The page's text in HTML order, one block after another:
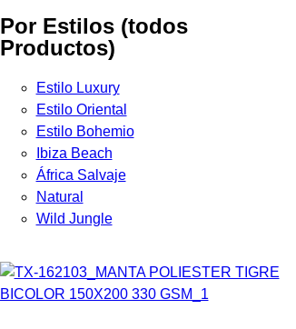
Por Estilos (todos
Productos)
Estilo Luxury
Estilo Oriental
Estilo Bohemio
Ibiza Beach
África Salvaje
Natural
Wild Jungle